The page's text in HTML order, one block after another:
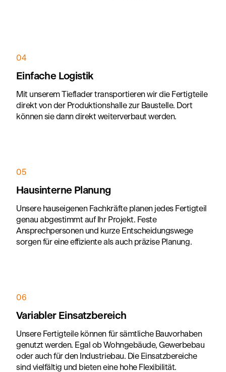
04
Einfache Logistik
Mit unserem Tieflader transportieren wir die Fertigteile
direkt von der Produktionshalle zur Baustelle. Dort
können sie dann direkt weiterverbaut werden.
05
Hausinterne Planung
Unsere hauseigenen Fachkräfte planen jedes Fertigteil
genau abgestimmt auf Ihr Projekt. Feste
Ansprechpersonen und kurze Entscheidungswege
sorgen für eine effiziente als auch präzise Planung.
06
Variabler Einsatzbereich
Unsere Fertigteile können für sämtliche Bauvorhaben
genutzt werden. Egal ob Wohngebäude, Gewerbebau
oder auch für den Industriebau. Die Einsatzbereiche
sind vielfältig und bieten eine hohe Flexibilität.